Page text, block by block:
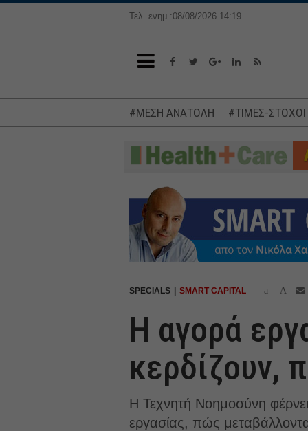
Τελ. ενημ.:08/08/2026 14:19
#ΜΕΣΗ ΑΝΑΤΟΛΗ #ΤΙΜΕΣ-
SPECIALS SMART CAPITAL a A
Η αγορά
κερδίζουν,
Η Τεχνητή Νοημοσύνη
εργασίας, πώς